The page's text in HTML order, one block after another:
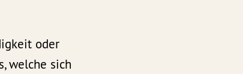
oder
welche sich